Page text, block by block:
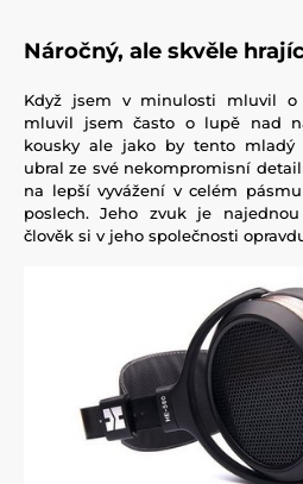
Náročný, ale skvěle
Když jsem v minulosti mluvil o
mluvil jsem často o lupě nad
kousky ale jako by tento mladý
ubral ze své nekompromisní
na lepší vyvážení v celém
poslech. Jeho zvuk je
člověk si v jeho společnosti